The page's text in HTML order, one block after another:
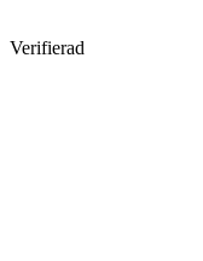
Verifierad